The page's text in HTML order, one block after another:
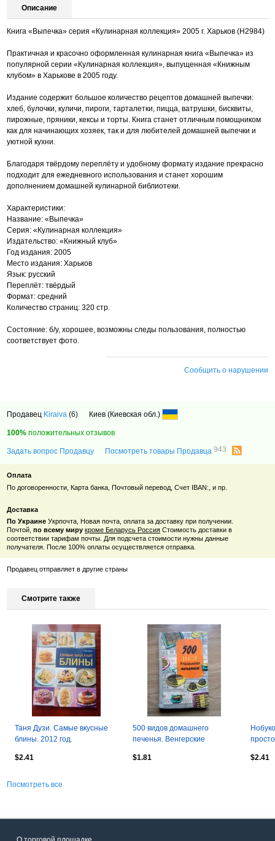
Описание
Книга «Выпечка» серия «Кулинарная коллекция» 2005 г. Харьков (Н2984)
Практичная и красочно оформленная кулинарная книга «Выпечка» из
популярной серии «Кулинарная коллекция», выпущенная «Книжным
клубом» в Харькове в 2005 году.
Издание содержит большое количество рецептов домашней выпечки:
хлеб, булочки, куличи, пироги, тарталетки, пицца, ватрушки, бисквиты,
пирожные, пряники, кексы и торты. Книга станет отличным помощником
как для начинающих хозяек, так и для любителей домашней выпечки и
уютной кухни.
Благодаря твёрдому переплёту и удобному формату издание прекрасно
подходит для ежедневного использования и станет хорошим
дополнением домашней кулинарной библиотеки.
Характеристики:
Название: «Выпечка»
Серия: «Кулинарная коллекция»
Издательство: «Книжный клуб»
Год издания: 2005
Место издания: Харьков
Язык: русский
Переплёт: твёрдый
Формат: средний
Количество страниц: 320 стр.
Состояние: б/у, хорошее, возможны следы пользования, полностью
соответствует фото.
Сообщить о нарушении
Продавец Kiraiva (6) Киев (Киевская обл.)
100% положительных отзывов
Задать вопрос Продавцу Посмотреть товары Продавца943
Оплата
По договоренности, Карта банка, Почтовый перевод, Счет IBAN:, и пр.
Доставка
По Украине Укрпочта, Новая почта, оплата за доставку при получении.
Почтой,по всему мирукроме Беларусь Россия Стоимость доставки в
соответствии тарифам почты. Для подсчета стоимости нужны данные
получателя. После 100% оплаты осуществляется отправка.
Продавец отправляет в другие страны
Смотрите также
Таня Дузи. Самые вкусные
блины. 2012 год.
$2.41
500 видов домашнего
печенья. Венгерские
$1.81
кухни.
$2.41
Посмотреть все